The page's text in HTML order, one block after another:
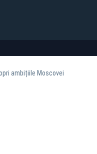
ambițiile Moscovei